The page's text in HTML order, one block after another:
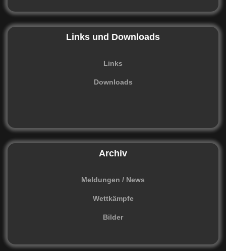
Links und Downloads
Links
Downloads
Archiv
Meldungen / News
Wettkämpfe
Bilder